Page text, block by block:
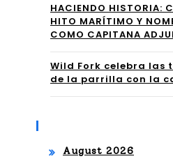
PA
RA
AM
HACIENDO HISTORIA:
HITO MARÍTIMO Y
COMO CAPITANA
Wild Fork celebra las
de la parrilla con la
August 2026